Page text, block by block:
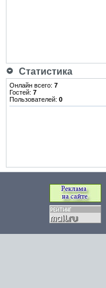
Статистика
Онлайн всего: 7
Гостей: 7
Пользователей: 0